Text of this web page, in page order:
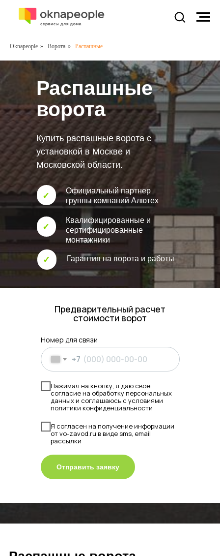
Oknapeople » Ворота » Распашные
Распашные
ворота
Купить распашные ворота с
установкой в Москве и
Московской области.
✓
Официальный партнер
группы компаний Алютех
Квалифицированные и
сертифицированные
монтажники
Гарантия на ворота и работы
✓
✓
Предварительный расчет
стоимости ворот
Номер для связи
+7
Нажимая на кнопку, я даю свое
согласие на обработку персональных
данных и соглашаюсь с условиями
политики конфиденциальности
Я согласен на получение информации
от vo-zavod.ru в виде sms, email
рассылки
Отправить заявку